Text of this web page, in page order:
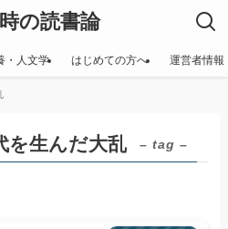
の読書論
・人文学 はじめての方へ 運営者情報
を生んだ大乱 – tag –